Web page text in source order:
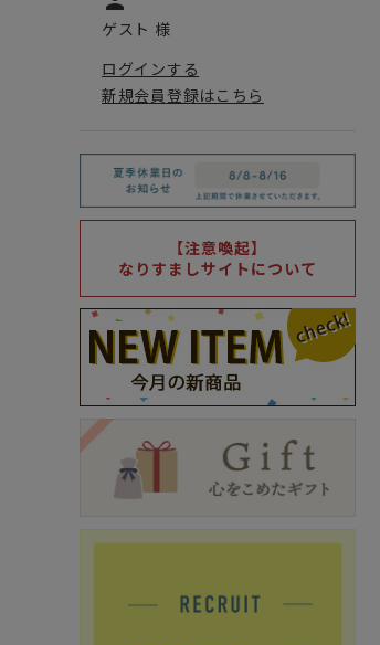
ゲスト 様
ログインする
新規会員登録はこちら
【注意喚起】
なりすましサイトについて